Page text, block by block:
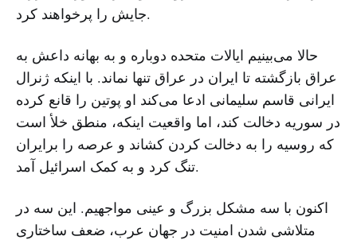
جایش را پرخواهند کرد.
حالا می‌بینیم ایالات متحده دوباره و به بهانه داعش به
عراق بازگشته تا ایران در عراق تنها نماند. با اینکه ژنرال
ایرانی قاسم سلیمانی ادعا می‌کند او پوتین را قانع کرده
در سوریه دخالت کند، اما واقعیت اینکه، منطق خلأ است
که روسیه را به دخالت کردن کشاند و عرصه را برایران
تنگ کرد و به کمک اسرائیل آمد.
اکنون با سه مشکل بزرگ و عینی مواجهیم. این سه در
متلاشی شدن امنیت در جهان عرب، ضعف ساختاری